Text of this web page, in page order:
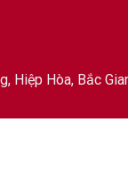
Hiệp Hòa, Bắc